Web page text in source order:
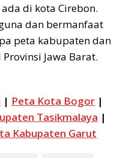
di kota Cirebon.
dan bermanfaat
peta kabupaten dan
Jawa Barat.
| Peta Kota Bogor |
Tasikmalaya |
Kabupaten Garut